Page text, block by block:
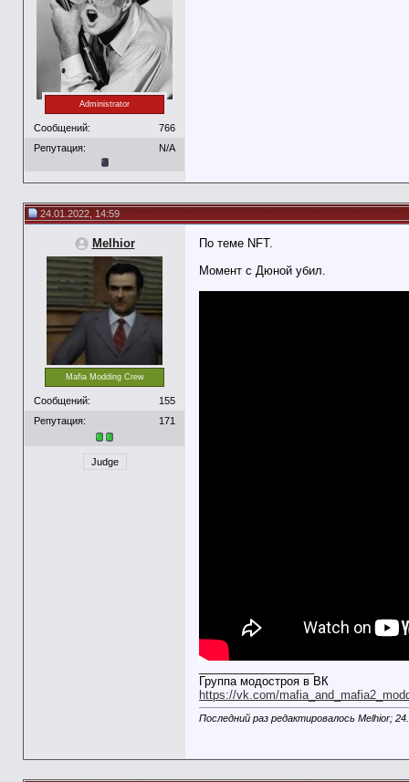
Administrator
Сообщений:
766
Репутация:
N/A
24.01.2022, 14:59
Melhior
Mafia Modding Crew
Сообщений:
155
Репутация:
171
Judge
По теме NFT.
Момент с Дюной убил.
Группа модостроя в ВК
https://vk.com/
Последний раз редактировалось Melhior;